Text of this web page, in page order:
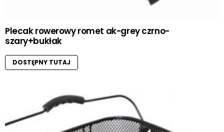
Plecak rowerowy romet ak-grey czrno-
szary+bukłak
DOSTĘPNY TUTAJ